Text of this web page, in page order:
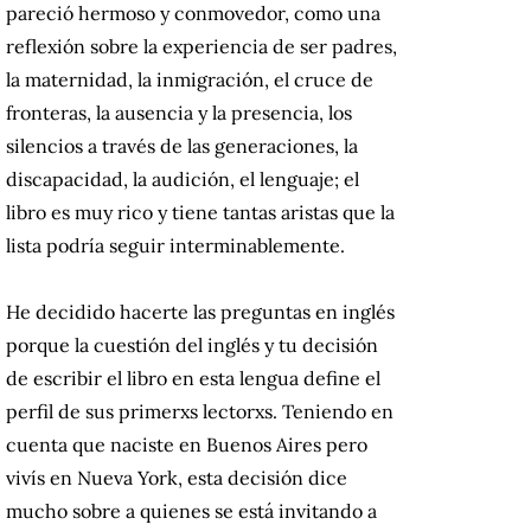
pareció hermoso y conmovedor, como una
reflexión sobre la experiencia de ser padres,
la maternidad, la inmigración, el cruce de
fronteras, la ausencia y la presencia, los
silencios a través de las generaciones, la
discapacidad, la audición, el lenguaje; el
libro es muy rico y tiene tantas aristas que la
lista podría seguir interminablemente.
He decidido hacerte las preguntas en inglés
porque la cuestión del inglés y tu decisión
de escribir el libro en esta lengua define el
perfil de sus primerxs lectorxs. Teniendo en
cuenta que naciste en Buenos Aires pero
vivís en Nueva York, esta decisión dice
mucho sobre a quienes se está invitando a